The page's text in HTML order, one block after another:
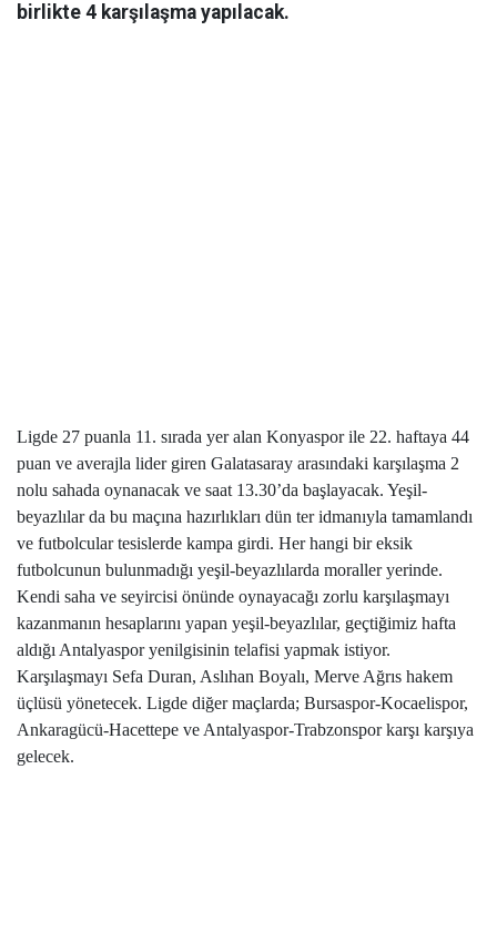
birlikte 4 karşılaşma yapılacak.
Ligde 27 puanla 11. sırada yer alan Konyaspor ile 22. haftaya 44
puan ve averajla lider giren Galatasaray arasındaki karşılaşma 2
nolu sahada oynanacak ve saat 13.30’da başlayacak. Yeşil-
beyazlılar da bu maçına hazırlıkları dün ter idmanıyla tamamlandı
ve futbolcular tesislerde kampa girdi. Her hangi bir eksik
futbolcunun bulunmadığı yeşil-beyazlılarda moraller yerinde.
Kendi saha ve seyircisi önünde oynayacağı zorlu karşılaşmayı
kazanmanın hesaplarını yapan yeşil-beyazlılar, geçtiğimiz hafta
aldığı Antalyaspor yenilgisinin telafisi yapmak istiyor.
Karşılaşmayı Sefa Duran, Aslıhan Boyalı, Merve Ağrıs hakem
üçlüsü yönetecek. Ligde diğer maçlarda; Bursaspor-Kocaelispor,
Ankaragücü-Hacettepe ve Antalyaspor-Trabzonspor karşı karşıya
gelecek.